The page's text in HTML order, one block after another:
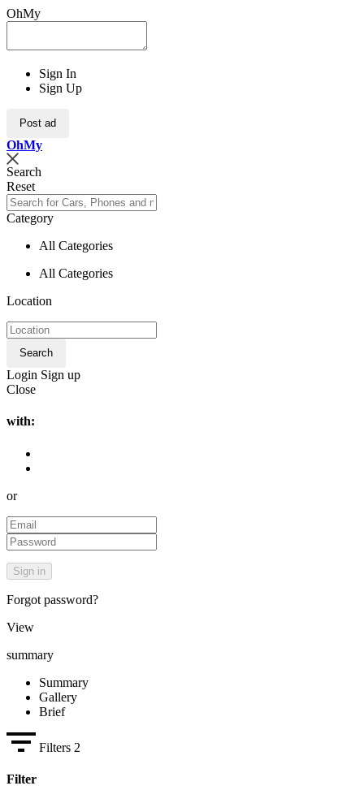
OhMy
Sign In
Sign Up
Post ad
OhMy
Search
Reset
Category
All Categories
All Categories
Location
Search
Login Sign up
Close
with:
or
Forgot password?
View
summary
Summary
Gallery
Brief
Filters 2
Filter